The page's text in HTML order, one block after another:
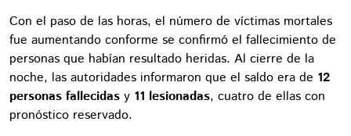
Con el paso de las horas, el número de víctimas mortales
fue aumentando conforme se confirmó el fallecimiento de
personas que habían resultado heridas. Al cierre de la
noche, las autoridades informaron que el saldo era de 12
personas fallecidas y 11 lesionadas, cuatro de ellas con
pronóstico reservado.